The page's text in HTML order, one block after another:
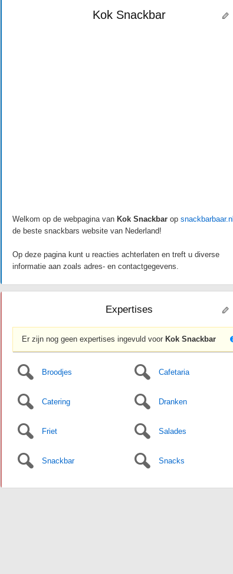
Kok Snackbar
Welkom op de webpagina van Kok Snackbar op snackbarbaar.nl
de beste snackbars website van Nederland!
Op deze pagina kunt u reacties achterlaten en treft u diverse
informatie aan zoals adres- en contactgegevens.
Expertises
Er zijn nog geen expertises ingevuld voor Kok Snackbar
Broodjes Cafetaria
Catering Dranken
Friet Salades
Snackbar Snacks